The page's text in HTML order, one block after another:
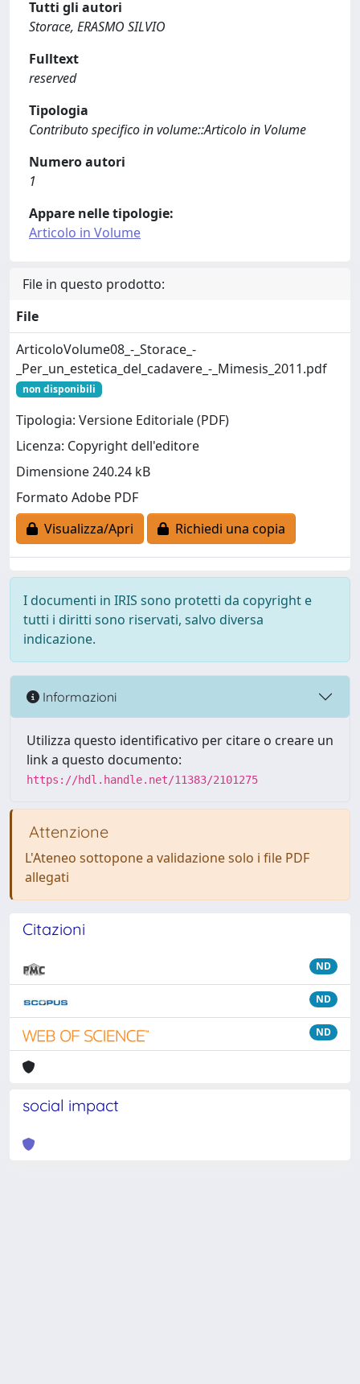
Tutti gli autori
Storace, ERASMO SILVIO
Fulltext
reserved
Tipologia
Contributo specifico in volume::Articolo in Volume
Numero autori
1
Appare nelle tipologie:
Articolo in Volume
File in questo prodotto:
File
ArticoloVolume08_-_Storace_-
_Per_un_estetica_del_cadavere_-_Mimesis_2011.pdf
non disponibili
Tipologia: Versione Editoriale (PDF)
Licenza: Copyright dell'editore
Dimensione 240.24 kB
Formato Adobe PDF
Visualizza/Apri
Richiedi una copia
I documenti in IRIS sono protetti da copyright e
tutti i diritti sono riservati, salvo diversa
indicazione.
Informazioni
Utilizza questo identificativo per citare o creare un
link a questo documento:
https://hdl.handle.net/11383/2101275
Attenzione
L'Ateneo sottopone a validazione solo i file PDF
allegati
Citazioni
ND
ND
ND
social impact